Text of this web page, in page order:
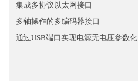
集成多协议以太网接口
多轴操作的多编码器接口
通过USB端口实现电源无电压参数化